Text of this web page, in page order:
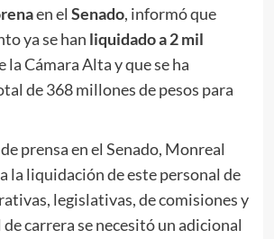
en el Senado, informó que
ya se han liquidado a 2 mil
la Cámara Alta y que se ha
de 368 millones de pesos para
prensa en el Senado, Monreal
la liquidación de este personal de
legislativas, de comisiones y
carrera se necesitó un adicional